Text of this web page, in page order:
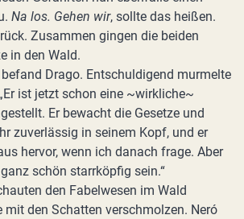
Na los. Gehen wir, sollte das heißen.
Zusammen gingen die beiden
in den Wald.
befand Drago. Entschuldigend murmelte
ist jetzt schon eine ~wirkliche~
Er bewacht die Gesetze und
zuverlässig in seinem Kopf, und er
hervor, wenn ich danach frage. Aber
schön starrköpfig sein.“
den Fabelwesen im Wald
mit den Schatten verschmolzen. Neró